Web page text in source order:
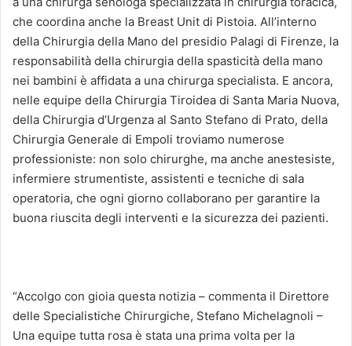
che coordina anche la Breast Unit di Pistoia. All’interno
della Chirurgia della Mano del presidio Palagi di Firenze, la
responsabilità della chirurgia della spasticità della mano
nei bambini è affidata a una chirurga specialista. E ancora,
nelle equipe della Chirurgia Tiroidea di Santa Maria Nuova,
della Chirurgia d’Urgenza al Santo Stefano di Prato, della
Chirurgia Generale di Empoli troviamo numerose
professioniste: non solo chirurghe, ma anche anestesiste,
infermiere strumentiste, assistenti e tecniche di sala
operatoria, che ogni giorno collaborano per garantire la
buona riuscita degli interventi e la sicurezza dei pazienti.
“Accolgo con gioia questa notizia – commenta il Direttore
delle Specialistiche Chirurgiche, Stefano Michelagnoli –
Una equipe tutta rosa è stata una prima volta per la